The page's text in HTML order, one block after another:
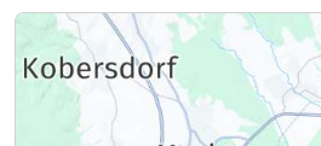
Familienzimmer B
2 Erwachsene und 2 Kinder